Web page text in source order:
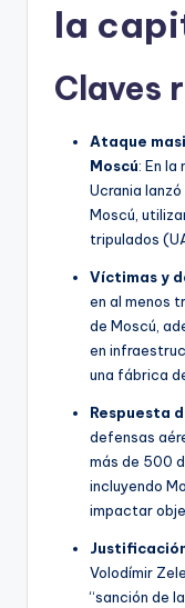
la
Claves
Ataque
Moscú: En la
Ucrania
Moscú,
tripulados
Víctimas y
en al menos
de Moscú,
en
una fábrica
Respuesta
defensas
más de 500
incluyendo
impactar
Volodímir
“sanción de